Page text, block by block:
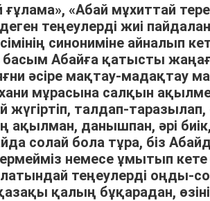
ғұлама», «Абай мұхиттай
теңеулерді жиі
синониміне айналып
Абайға қатысты
әсіре мақтау-мадақтау
мұрасына салқын
жүгіртіп, талдап-
данышпан, әрі биік,
солай бола тұра, біз
немесе ұмытып кете
теңеулерді оңды-
қалың бұқарадан,